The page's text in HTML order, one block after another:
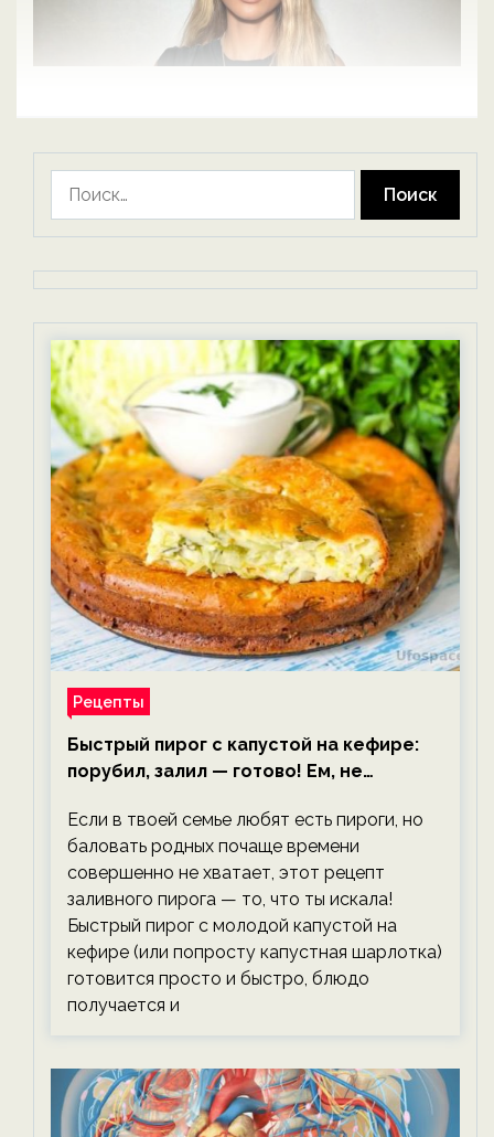
Рецепты
Быстрый пирог с капустой на кефире:
порубил, залил — готово! Ем, не
Если в твоей семье любят есть пироги, но
баловать родных почаще времени
совершенно не хватает, этот рецепт
заливного пирога — то, что ты искала!
Быстрый пирог с молодой капустой на
кефире (или попросту капустная шарлотка)
готовится просто и быстро, блюдо
получается и